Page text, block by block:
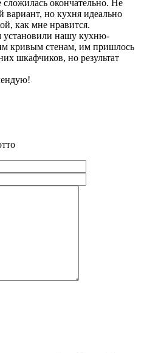
сложилась окончательно. Не
но кухня идеально
как мне нравится.
установили нашу кухню-
кривым стенам, им пришлось
шкафчиков, но результат